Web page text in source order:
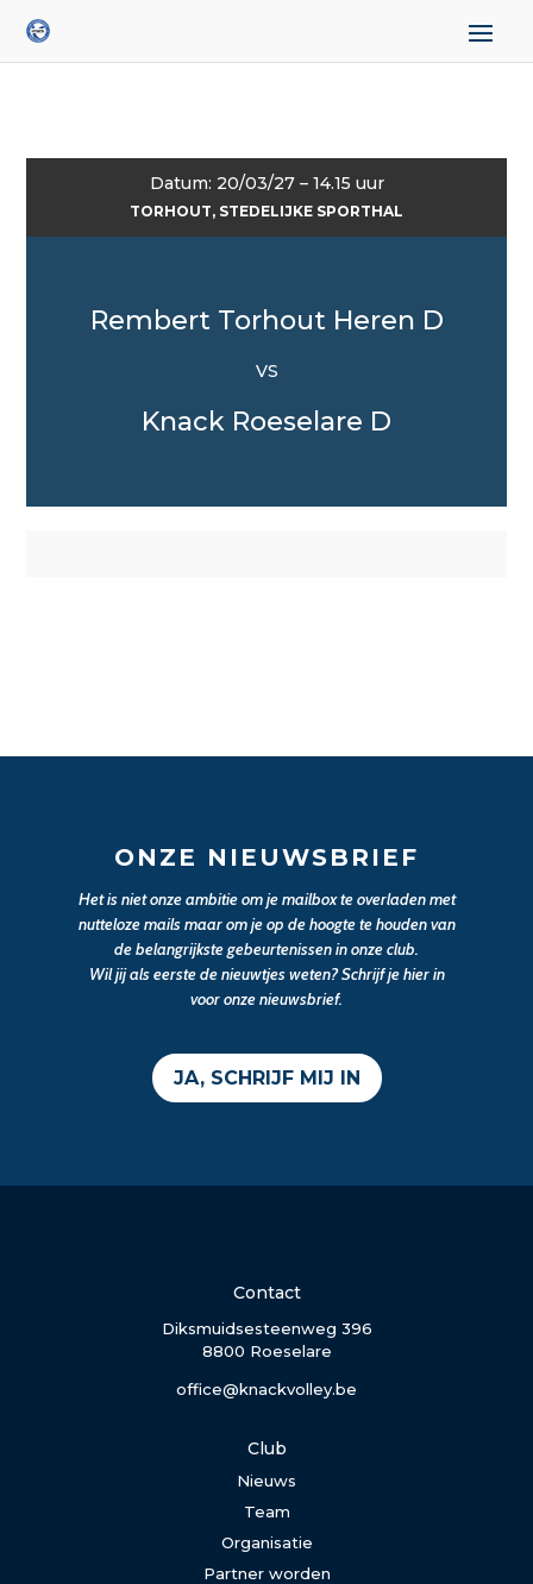
Datum: 20/03/27 – 14.15 uur
TORHOUT, STEDELIJKE SPORTHAL
Rembert Torhout Heren D
VS
Knack Roeselare D
ONZE NIEUWSBRIEF
Het is niet onze ambitie om je mailbox te overladen met
nutteloze mails maar om je op de hoogte te houden van
de belangrijkste gebeurtenissen in onze club.
Wil jij als eerste de nieuwtjes weten? Schrijf je hier in
voor onze nieuwsbrief.
JA, SCHRIJF MIJ IN
Contact
Diksmuidsesteenweg 396
8800 Roeselare
office@knackvolley.be
Club
Nieuws
Team
Organisatie
Partner worden